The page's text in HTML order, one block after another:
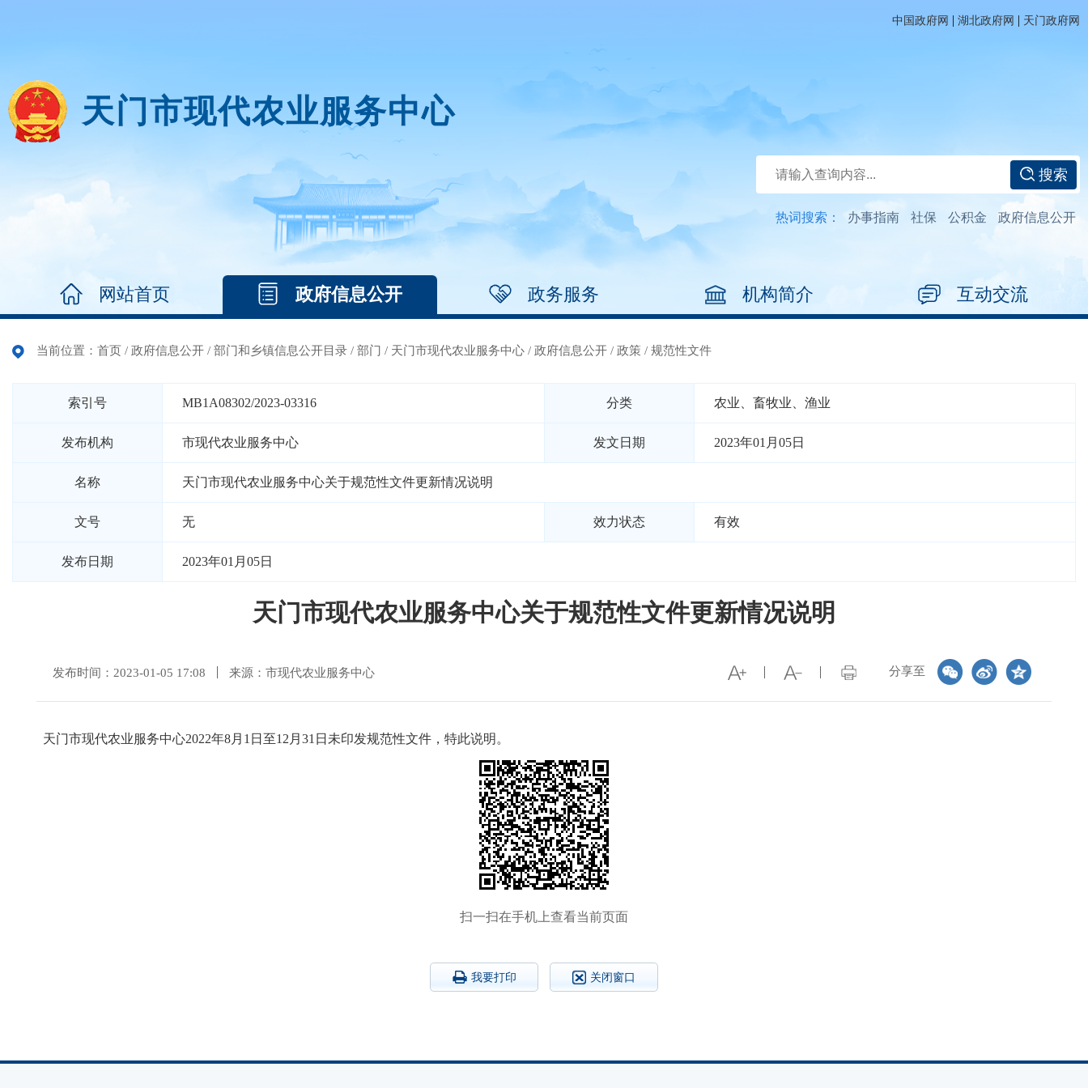
中国政府网 | 湖北政府网 | 天门政府网
天门市现代农业服务中心
搜索
热词搜索： 办事指南 社保 公积金 政府信息公开
网站首页 政府信息公开 政务服务 机构简介 互动交流
当前位置： 首页 / 政府信息公开 / 部门和乡镇信息公开目录 / 部门 / 天门市现代农业服务中心 / 政府信息公开 / 政策 / 规范性文件
索引号 MB1A08302/2023-03316 分类 农业、畜牧业、渔业
发布机构 市现代农业服务中心 发文日期 2023年01月05日
名称 天门市现代农业服务中心关于规范性文件更新情况说明
文号 无 效力状态 有效
发布日期 2023年01月05日
天门市现代农业服务中心关于规范性文件更新情况说明
分享至
发布时间：2023-01-05 17:08 来源：市现代农业服务中心
天门市现代农业服务中心2022年8月1日至12月31日未印发规范性文件，特此说明。
扫一扫在手机上查看当前页面
我要打印 关闭窗口